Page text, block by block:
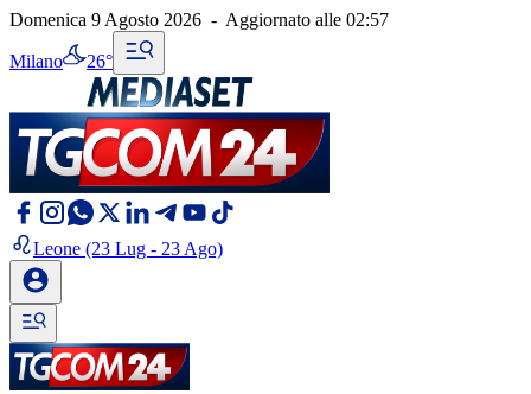
Domenica 9 Agosto 2026 - Aggiornato alle 02:57
Milano 26°
Leone (23 Lug - 23 Ago)